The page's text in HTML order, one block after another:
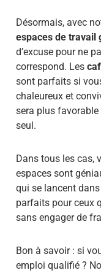
Désormais, avec
espaces de travail
d’excuse pour ne
correspond. Les
sont parfaits si
chaleureux et
sera plus
seul.
Dans tous les cas,
espaces sont
qui se lancent
parfaits pour ceux
sans engager de
Bon à savoir : si
emploi qualifié ?